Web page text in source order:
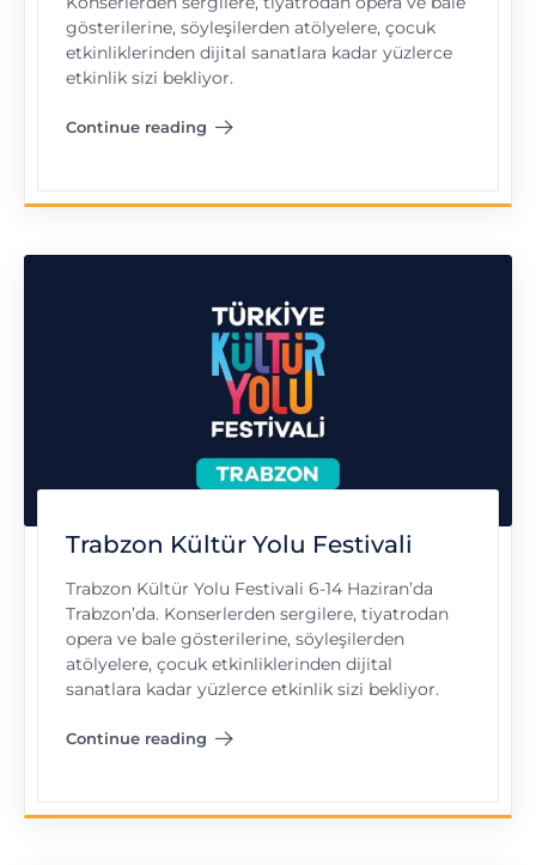
gösterilerine, söyleşilerden atölyelere, çocuk
etkinliklerinden dijital sanatlara kadar yüzlerce
etkinlik sizi bekliyor.
Continue reading
"Erzurum Kültür Yolu Festivali"
Trabzon Kültür Yolu Festivali
Trabzon Kültür Yolu Festivali 6-14 Haziran’da
Trabzon’da. Konserlerden sergilere, tiyatrodan
opera ve bale gösterilerine, söyleşilerden
atölyelere, çocuk etkinliklerinden dijital
sanatlara kadar yüzlerce etkinlik sizi bekliyor.
Continue reading
"Trabzon Kültür Yolu Festivali"